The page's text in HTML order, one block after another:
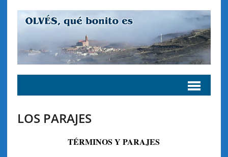
LOS PARAJES
TÉRMINOS Y PARAJES